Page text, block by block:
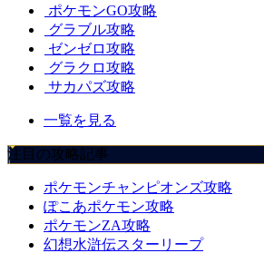
ポケモンGO攻略
グラブル攻略
ゼンゼロ攻略
グラクロ攻略
サカパズ攻略
一覧を見る
注目の攻略記事
ポケモンチャンピオンズ攻略
ぽこあポケモン攻略
ポケモンZA攻略
幻想水滸伝スターリープ